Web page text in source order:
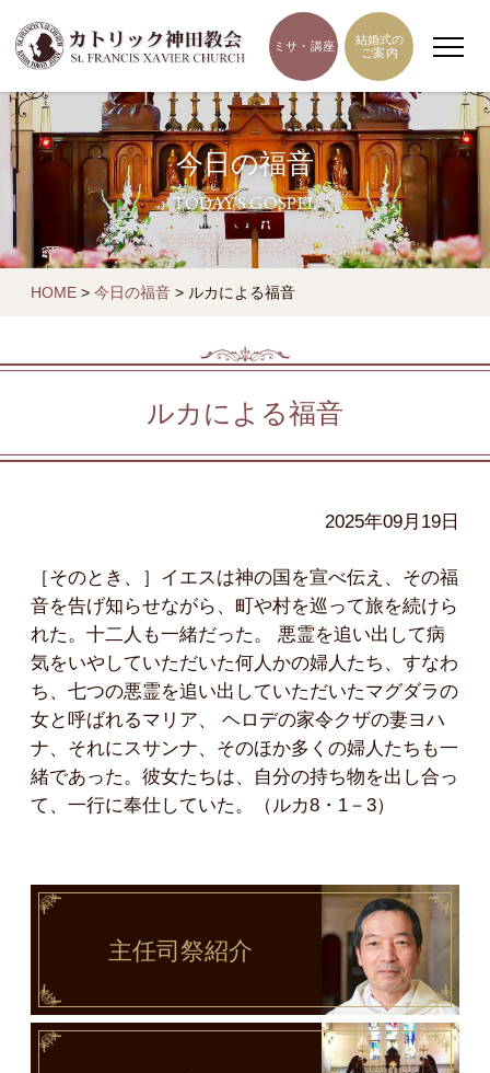
ミサ・講座
結婚式の
ご案内
今日の福音
TODAY'S GOSPEL
HOME > 今日の福音 > ルカによる福音
ルカによる福音
2025年09月19日
［そのとき、］イエスは神の国を宣べ伝え、その福
音を告げ知らせながら、町や村を巡って旅を続けら
れた。十二人も一緒だった。 悪霊を追い出して病
気をいやしていただいた何人かの婦人たち、すなわ
ち、七つの悪霊を追い出していただいたマグダラの
女と呼ばれるマリア、 ヘロデの家令クザの妻ヨハ
ナ、それにスサンナ、そのほか多くの婦人たちも一
緒であった。彼女たちは、自分の持ち物を出し合っ
て、一行に奉仕していた。（ルカ8・1－3）
主任司祭紹介